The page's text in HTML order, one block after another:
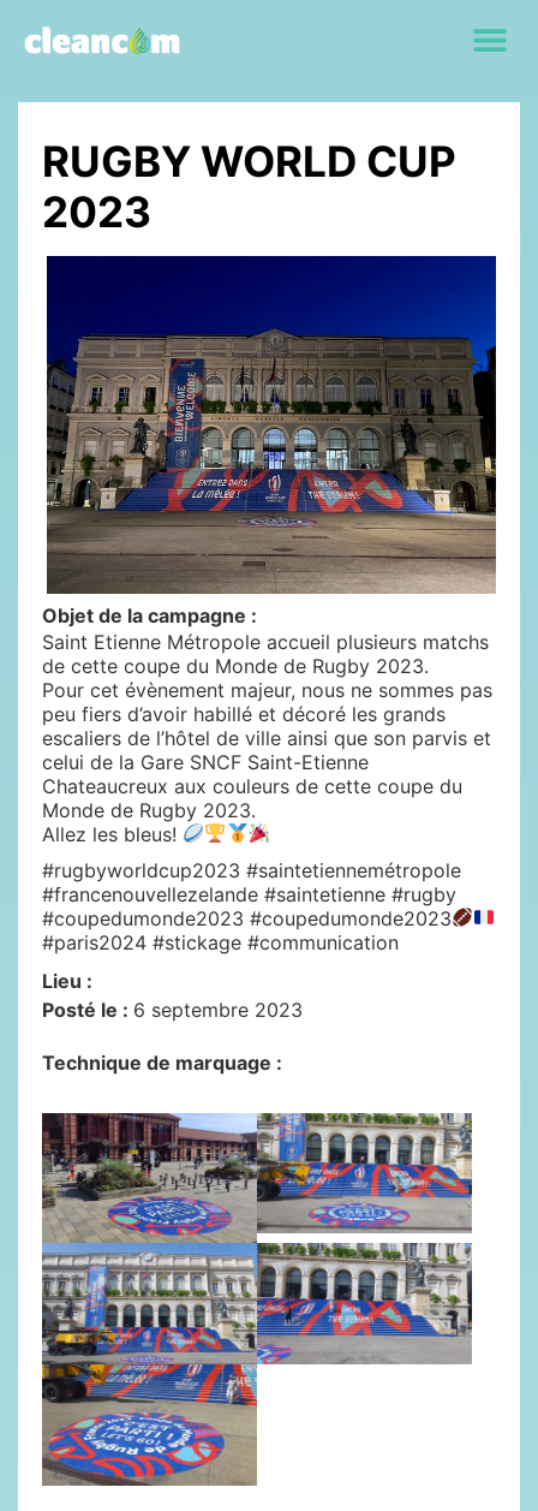
RUGBY WORLD CUP
2023
Objet de la campagne :
Saint Etienne Métropole accueil plusieurs matchs
de cette coupe du Monde de Rugby 2023.
Pour cet évènement majeur, nous ne sommes pas
peu fiers d’avoir habillé et décoré les grands
escaliers de l’hôtel de ville ainsi que son parvis et
celui de la Gare SNCF Saint-Etienne
Chateaucreux aux couleurs de cette coupe du
Monde de Rugby 2023.
Allez les bleus!
#rugbyworldcup2023 #saintetiennemétropole
#francenouvellezelande #saintetienne #rugby
#coupedumonde2023 #coupedumonde2023
#paris2024 #stickage #communication
Lieu :
Posté le : 6 septembre 2023
Technique de marquage :